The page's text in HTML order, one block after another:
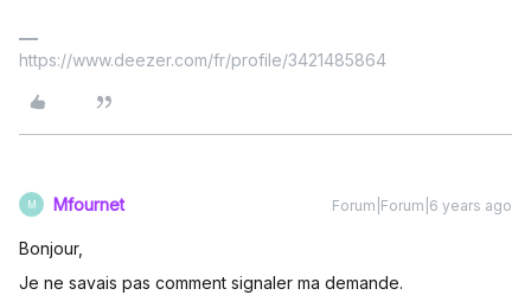
https://www.deezer.com/fr/profile/3421485864
M Mfournet Forum|Forum|6 years ago
Bonjour,
Je ne savais pas comment signaler ma demande.